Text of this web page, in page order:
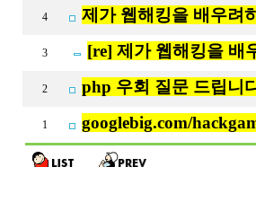
4 제가 웹해킹을 배우려
3 [re] 제가 웹해킹을 배
2 php 우회 질문 드립니
1 googlebig.com/